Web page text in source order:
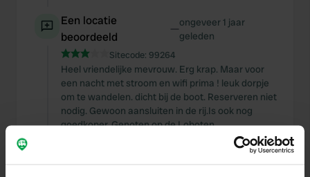
Een locatie
beoordeeld
—ongeveer 1 jaar
geleden
Sitecode: 99264
Heel vriendelijke mevrouw. Erg krap. Maar voor
een nacht met stroom en wifi prima ! leuk dorpje
om te wandelen. dicht bij de boot. Reserveren niet
nodig. Gewoon aansluiten in de rij.Is ook nog
goedkoper. Genoten op de Loboten.